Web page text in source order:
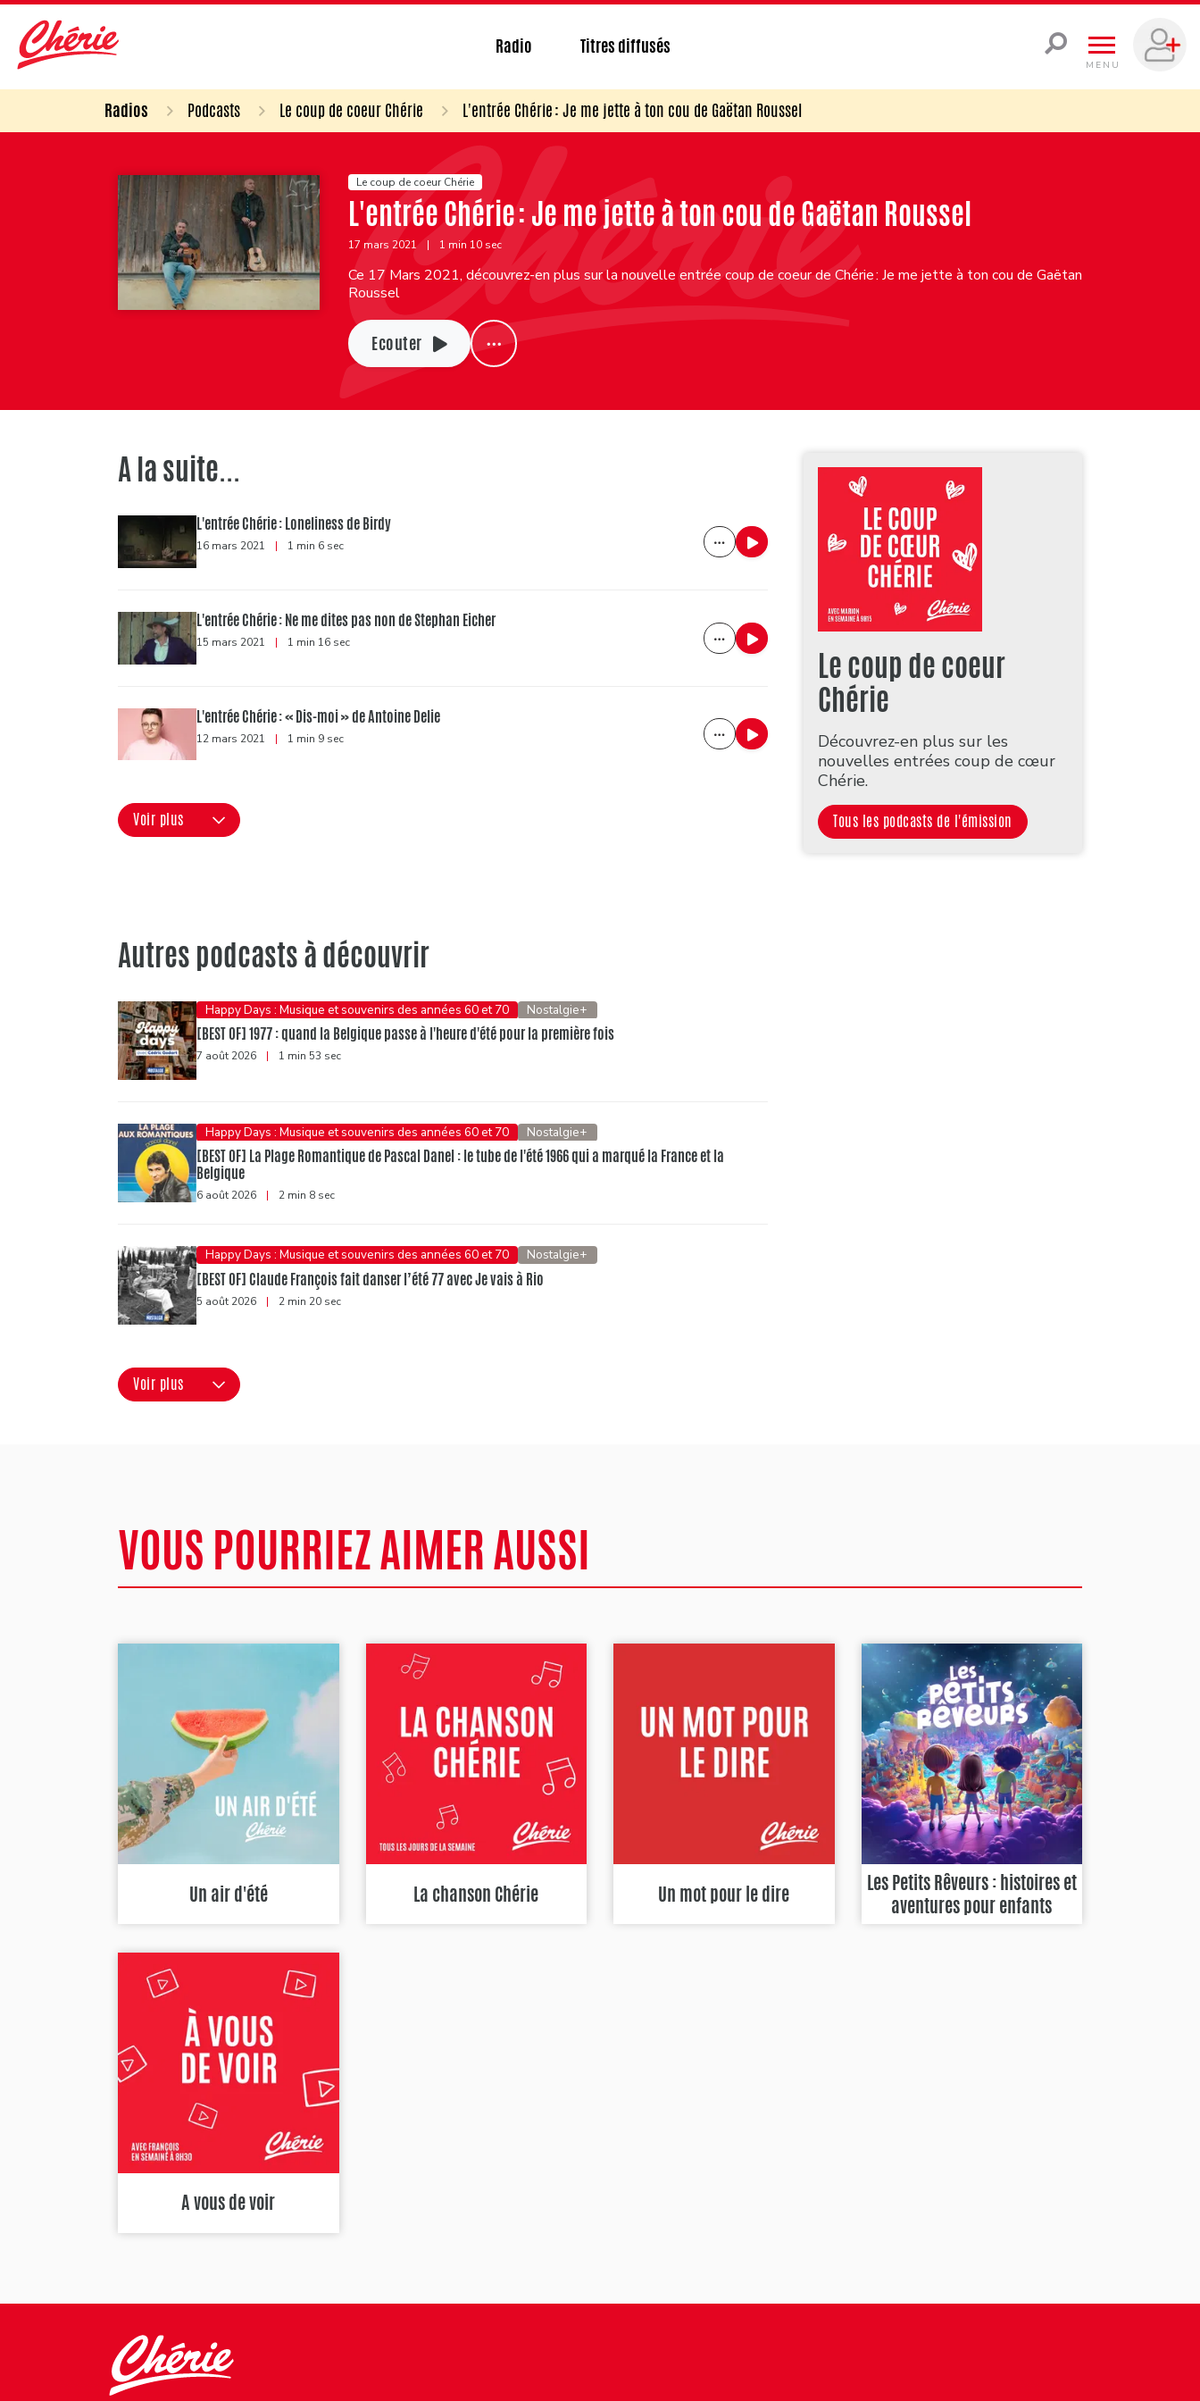
Radio Titres diffusés
MENU
Radios Podcasts Le coup de coeur Chérie L'entrée Chérie : Je me jette à ton cou de Gaëtan Roussel
Le coup de coeur Chérie
L'entrée Chérie : Je me jette à ton cou de Gaëtan Roussel
17 mars 2021 | 1 min 10 sec
Ce 17 Mars 2021, découvrez-en plus sur la nouvelle entrée coup de coeur de Chérie : Je me jette à ton cou de Gaëtan
Roussel
Ecouter
A la suite...
L'entrée Chérie : Loneliness de Birdy
16 mars 2021 | 1 min 6 sec
L'entrée Chérie : Ne me dites pas non de Stephan Eicher
15 mars 2021 | 1 min 16 sec
L'entrée Chérie : « Dis-moi » de Antoine Delie
12 mars 2021 | 1 min 9 sec
Voir plus
Le coup de coeur
Chérie
Découvrez-en plus sur les
nouvelles entrées coup de cœur
Chérie.
Tous les podcasts de l'émission
Autres podcasts à découvrir
Happy Days : Musique et souvenirs des années 60 et 70 Nostalgie+
[BEST OF] 1977 : quand la Belgique passe à l'heure d'été pour la première fois
7 août 2026 | 1 min 53 sec
Happy Days : Musique et souvenirs des années 60 et 70 Nostalgie+
[BEST OF] La Plage Romantique de Pascal Danel : le tube de l'été 1966 qui a marqué la France et la
Belgique
6 août 2026 | 2 min 8 sec
Happy Days : Musique et souvenirs des années 60 et 70 Nostalgie+
[BEST OF] Claude François fait danser l’été 77 avec Je vais à Rio
5 août 2026 | 2 min 20 sec
Voir plus
VOUS POURRIEZ AIMER AUSSI
Un air d'été La chanson Chérie Un mot pour le dire
Les Petits Rêveurs : histoires et
aventures pour enfants
A vous de voir